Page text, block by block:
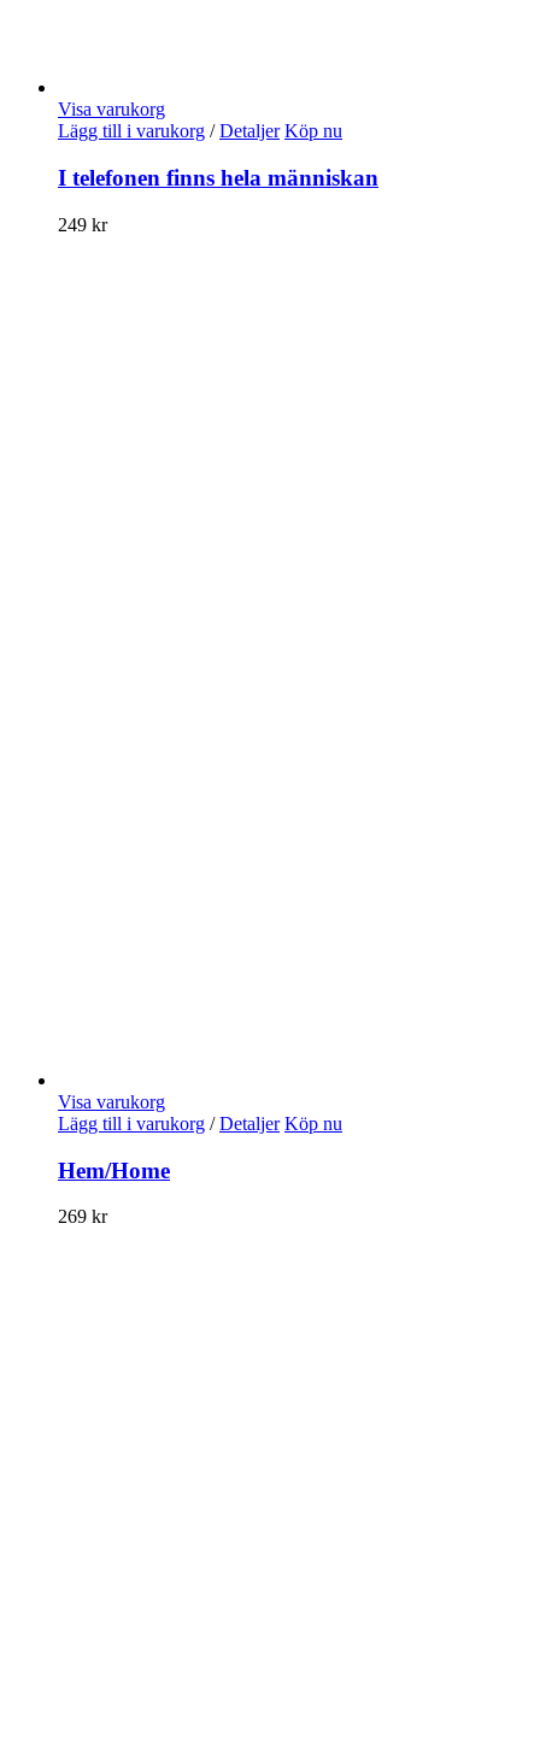
Visa varukorg
Lägg till i varukorg / Detaljer Köp nu
I telefonen finns hela människan
249 kr
Visa varukorg
Lägg till i varukorg / Detaljer Köp nu
Hem/Home
269 kr